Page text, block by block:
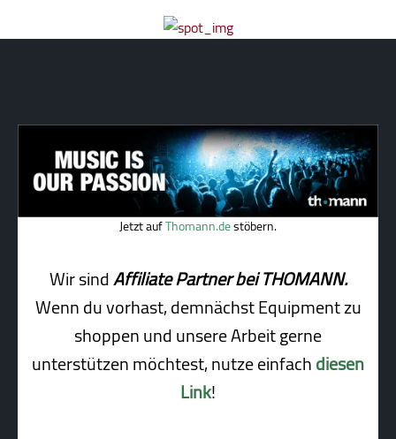
Jetzt aufThomann.destöbern.
Wir sindAffiliate Partner bei THOMANN.
Wenn du vorhast, demnächst Equipment zu
shoppen und unsere Arbeit gerne
unterstützen möchtest, nutze einfachdiesen
Link!